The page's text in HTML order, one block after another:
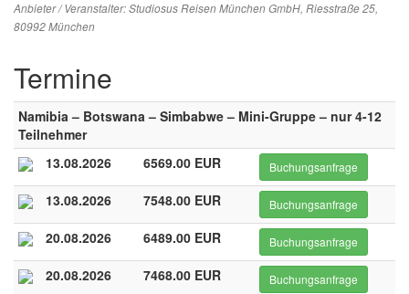
Anbieter / Veranstalter:Studiosus Reisen München GmbH, Riesstraße 25,
80992 München
Termine
Namibia – Botswana – Simbabwe – Mini-Gruppe – nur 4-12
Teilnehmer
13.08.2026
6569.00 EUR Buchungsanfrage
13.08.2026 7548.00 EUR Buchungsanfrage
20.08.2026 6489.00 EUR Buchungsanfrage
20.08.2026 7468.00 EUR Buchungsanfrage